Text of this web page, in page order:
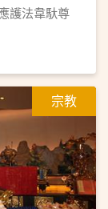
護法韋馱尊
宗教